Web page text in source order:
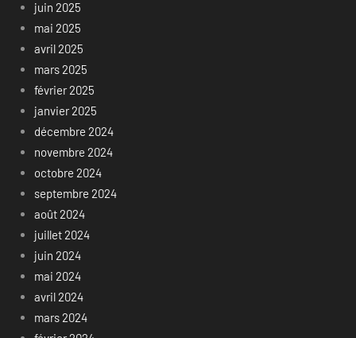
juin 2025
mai 2025
avril 2025
mars 2025
février 2025
janvier 2025
décembre 2024
novembre 2024
octobre 2024
septembre 2024
août 2024
juillet 2024
juin 2024
mai 2024
avril 2024
mars 2024